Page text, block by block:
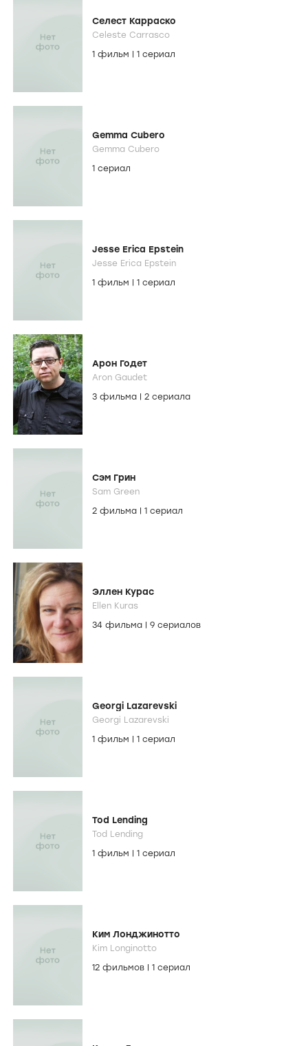
Селест Карраско
Celeste Carrasco
1 фильм
1 сериал
Gemma Cubero
Gemma Cubero
1 сериал
Jesse Erica Epstein
Jesse Erica Epstein
1 фильм
1 сериал
Арон Годет
Aron Gaudet
3 фильма
2 сериала
Сэм Грин
Sam Green
2 фильма
1 сериал
Эллен Курас
Ellen Kuras
34 фильма
9 сериалов
Georgi Lazarevski
Georgi Lazarevski
1 фильм
1 сериал
Tod Lending
Tod Lending
1 фильм
1 сериал
Ким Лонджинотто
Kim Longinotto
12 фильмов
1 сериал